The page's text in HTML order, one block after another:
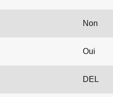
Non
Oui
DEL